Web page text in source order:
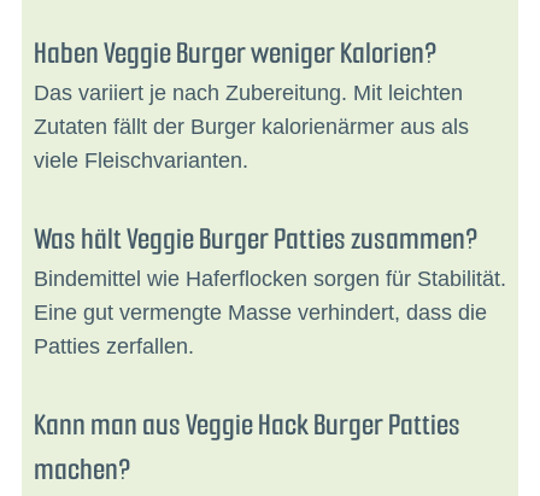
Haben Veggie Burger weniger Kalorien?
Das variiert je nach Zubereitung. Mit leichten
Zutaten fällt der Burger kalorienärmer aus als
viele Fleischvarianten.
Was hält Veggie Burger Patties zusammen?
Bindemittel wie Haferflocken sorgen für Stabilität.
Eine gut vermengte Masse verhindert, dass die
Patties zerfallen.
Kann man aus Veggie Hack Burger Patties
machen?